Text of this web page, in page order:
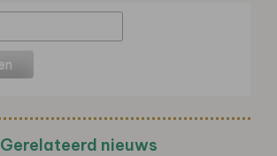
Gerelateerd nieuws